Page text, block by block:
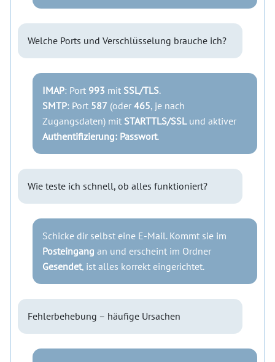
Welche Ports und Verschlüsselung brauche ich?
IMAP: Port 993 mit SSL/TLS.
SMTP: Port 587 (oder 465, je nach
Zugangsdaten) mit STARTTLS/SSLund aktiver
Authentifizierung: Passwort.
Wie teste ich schnell, ob alles funktioniert?
Schicke dir selbst eine E-Mail. Kommt sie im
Posteingang an und erscheint im Ordner
Gesendet, ist alles korrekt eingerichtet.
Fehlerbehebung – häufige Ursachen